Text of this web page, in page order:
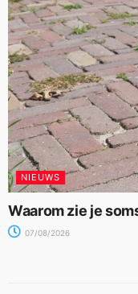
NIEUWS
Waarom zie je
07/08/2026